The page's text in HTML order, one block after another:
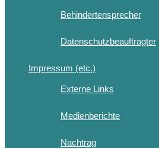
Behindertensprecher
Datenschutzbeauftragter
Impressum (etc.)
Externe Links
Medienberichte
Nachtrag